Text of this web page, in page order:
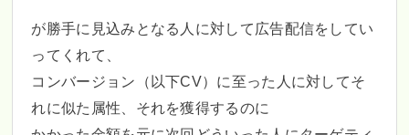
が勝手に見込みとなる人に対して広告配信をしてい
ってくれて、
コンバージョン（以下CV）に至った人に対してそ
れに似た属性、それを獲得するのに